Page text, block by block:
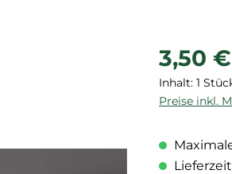
Regulärer
3,50 €
Inhalt: 1
Preise inkl.